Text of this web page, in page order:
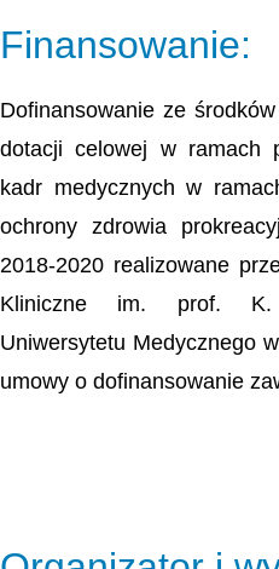
Finansowanie:
Dofinansowanie ze
dotacji celowej w ramach
kadr medycznych w
ochrony zdrowia
2018-2020 realizowane
Kliniczne im. prof. K.
Uniwersytetu Medycznego
umowy o dofinansowanie